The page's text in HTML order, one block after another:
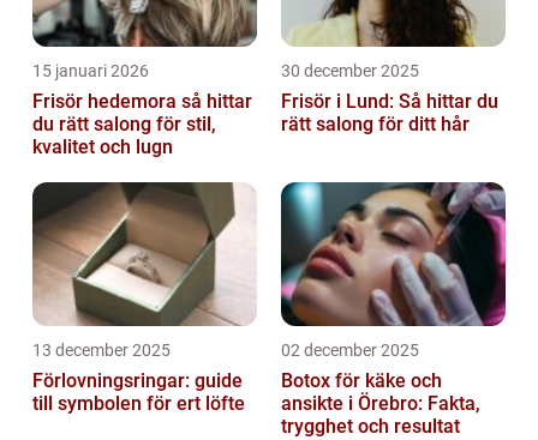
15 januari 2026
Frisör hedemora så hittar
du rätt salong för stil,
kvalitet och lugn
30 december 2025
Frisör i Lund: Så hittar du
rätt salong för ditt hår
13 december 2025
Förlovningsringar: guide
till symbolen för ert löfte
02 december 2025
Botox för käke och
ansikte i Örebro: Fakta,
trygghet och resultat